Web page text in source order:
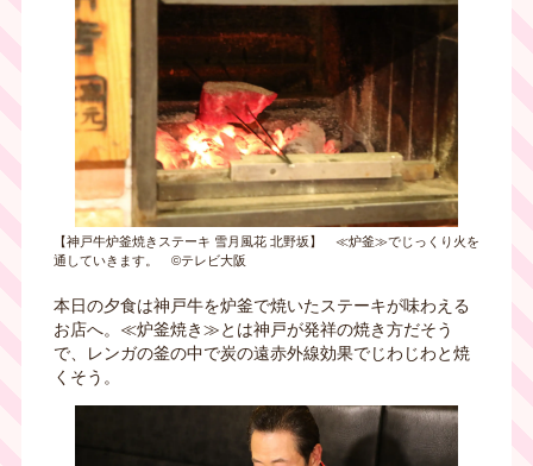
【神戸牛炉釜焼きステーキ 雪月風花 北野坂】 ≪炉釜≫でじっくり火を
通していきます。 ©テレビ大阪
本日の夕食は神戸牛を炉釜で焼いたステーキが味わえる
お店へ。≪炉釜焼き≫とは神戸が発祥の焼き方だそう
で、レンガの釜の中で炭の遠赤外線効果でじわじわと焼
くそう。